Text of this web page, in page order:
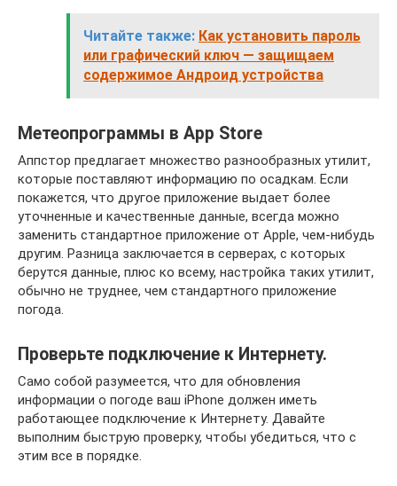
Читайте также: Как установить пароль
или графический ключ — защищаем
содержимое Андроид устройства
Метеопрограммы в App Store
Аппстор предлагает множество разнообразных утилит,
которые поставляют информацию по осадкам. Если
покажется, что другое приложение выдает более
уточненные и качественные данные, всегда можно
заменить стандартное приложение от Apple, чем-нибудь
другим. Разница заключается в серверах, с которых
берутся данные, плюс ко всему, настройка таких утилит,
обычно не труднее, чем стандартного приложение
погода.
Проверьте подключение к Интернету.
Само собой разумеется, что для обновления
информации о погоде ваш iPhone должен иметь
работающее подключение к Интернету. Давайте
выполним быструю проверку, чтобы убедиться, что с
этим все в порядке.